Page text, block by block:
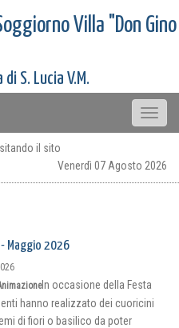
Villa "Don Gino
S. Lucia V.M.
Toggle
il sito
Venerdì 07 Agosto 2026
- Maggio 2026
In occasione della Festa
hanno realizzato dei cuoricini
di fiori o basilico da poter